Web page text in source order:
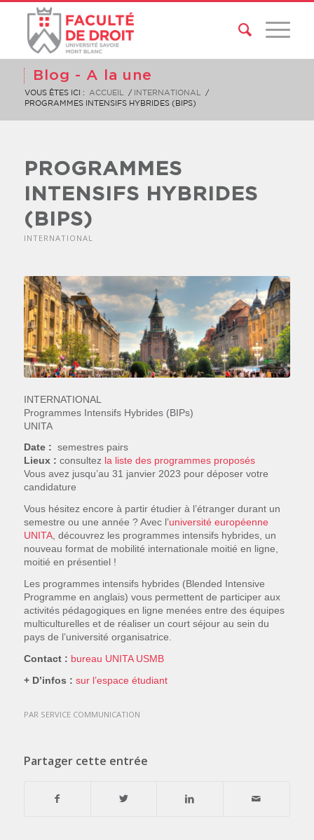
Blog - A la une
VOUS ÊTES ICI : ACCUEIL / INTERNATIONAL
/
PROGRAMMES INTENSIFS HYBRIDES (BIPS)
PROGRAMMES
INTENSIFS HYBRIDES
(BIPS)
INTERNATIONAL
INTERNATIONAL
Programmes Intensifs Hybrides (BIPs)
UNITA
Date : semestres pairs
Lieux : consultez la liste des programmes proposés
Vous avez jusqu’au 31 janvier 2023 pour déposer votre
candidature
Vous hésitez encore à partir étudier à l’étranger durant un
semestre ou une année ? Avec l’université européenne
UNITA, découvrez les programmes intensifs hybrides, un
nouveau format de mobilité internationale moitié en ligne,
moitié en présentiel !
Les programmes intensifs hybrides (Blended Intensive
Programme en anglais) vous permettent de participer aux
activités pédagogiques en ligne menées entre des équipes
multiculturelles et de réaliser un court séjour au sein du
pays de l’université organisatrice.
Contact : bureau UNITA USMB
+ D’infos : sur l’espace étudiant
PAR SERVICE COMMUNICATION
Partager cette entrée